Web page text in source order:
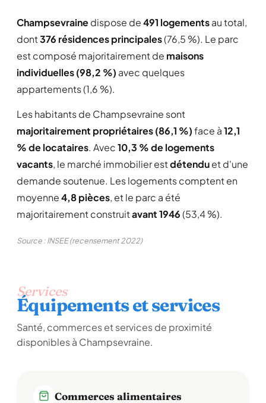
Champsevrainedispose de491 logementsau total,
dont376 résidences principales(76,5 %). Le parc
est composé majoritairement de maisons
individuelles (98,2 %) avec quelques
appartements (1,6 %).
Les habitants de Champsevraine sont
majoritairement propriétaires (86,1 %)face à12,1
% de locataires. Avec10,3 % de logements
vacants, le marché immobilier estdétenduet d'une
demande soutenue. Les logements comptent en
moyenne4,8 pièces, et le parc a été
majoritairement construitavant 1946(53,4 %).
Source : INSEE (recensement 2022)
Services
Équipements et services
Santé, commerces et services de proximité
disponibles à Champsevraine.
Commerces alimentaires